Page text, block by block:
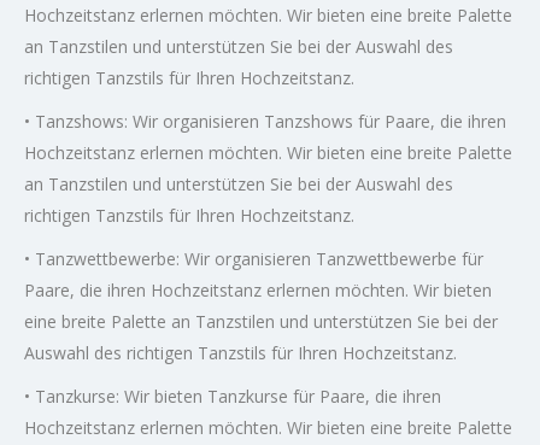
Hochzeitstanz erlernen möchten. Wir bieten eine breite Palette
an Tanzstilen und unterstützen Sie bei der Auswahl des
richtigen Tanzstils für Ihren Hochzeitstanz.
• Tanzshows: Wir organisieren Tanzshows für Paare, die ihren
Hochzeitstanz erlernen möchten. Wir bieten eine breite Palette
an Tanzstilen und unterstützen Sie bei der Auswahl des
richtigen Tanzstils für Ihren Hochzeitstanz.
• Tanzwettbewerbe: Wir organisieren Tanzwettbewerbe für
Paare, die ihren Hochzeitstanz erlernen möchten. Wir bieten
eine breite Palette an Tanzstilen und unterstützen Sie bei der
Auswahl des richtigen Tanzstils für Ihren Hochzeitstanz.
• Tanzkurse: Wir bieten Tanzkurse für Paare, die ihren
Hochzeitstanz erlernen möchten. Wir bieten eine breite Palette